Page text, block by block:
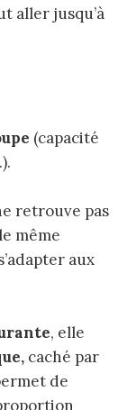
aller jusqu’à
(capacité
retrouve pas
même
aux
, elle
caché par
de